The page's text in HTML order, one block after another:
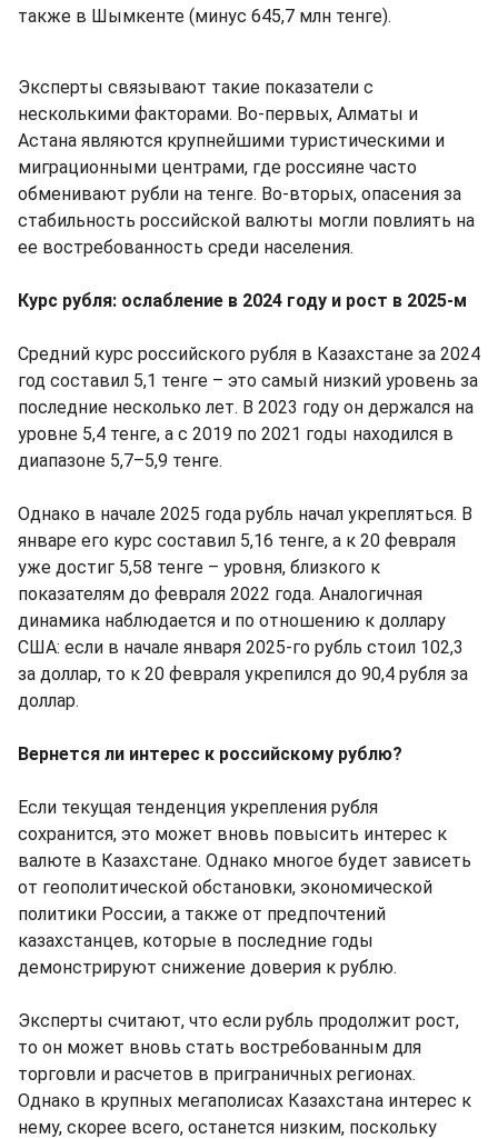
также в Шымкенте (минус 645,7 млн тенге).
Эксперты связывают такие показатели с
несколькими факторами. Во-первых, Алматы и
Астана являются крупнейшими туристическими и
миграционными центрами, где россияне часто
обменивают рубли на тенге. Во-вторых, опасения за
стабильность российской валюты могли повлиять на
ее востребованность среди населения.
Курс рубля: ослабление в 2024 году и рост в 2025-м
Средний курс российского рубля в Казахстане за 2024
год составил 5,1 тенге – это самый низкий уровень за
последние несколько лет. В 2023 году он держался на
уровне 5,4 тенге, а с 2019 по 2021 годы находился в
диапазоне 5,7–5,9 тенге.
Однако в начале 2025 года рубль начал укрепляться. В
январе его курс составил 5,16 тенге, а к 20 февраля
уже достиг 5,58 тенге – уровня, близкого к
показателям до февраля 2022 года. Аналогичная
динамика наблюдается и по отношению к доллару
США: если в начале января 2025-го рубль стоил 102,3
за доллар, то к 20 февраля укрепился до 90,4 рубля за
доллар.
Вернется ли интерес к российскому рублю?
Если текущая тенденция укрепления рубля
сохранится, это может вновь повысить интерес к
валюте в Казахстане. Однако многое будет зависеть
от геополитической обстановки, экономической
политики России, а также от предпочтений
казахстанцев, которые в последние годы
демонстрируют снижение доверия к рублю.
Эксперты считают, что если рубль продолжит рост,
то он может вновь стать востребованным для
торговли и расчетов в приграничных регионах.
Однако в крупных мегаполисах Казахстана интерес к
нему, скорее всего, останется низким, поскольку